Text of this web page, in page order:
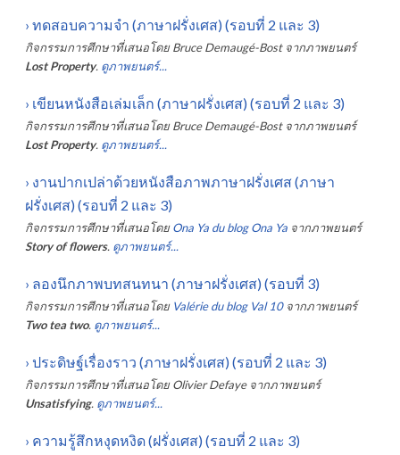
› ทดสอบความจำ (ภาษาฝรั่งเศส) (รอบที่ 2 และ 3)
กิจกรรมการศึกษาที่เสนอโดย Bruce Demaugé-Bost จากภาพยนตร์
Lost Property. ดูภาพยนตร์...
› เขียนหนังสือเล่มเล็ก (ภาษาฝรั่งเศส) (รอบที่ 2 และ 3)
กิจกรรมการศึกษาที่เสนอโดย Bruce Demaugé-Bost จากภาพยนตร์
Lost Property. ดูภาพยนตร์...
› งานปากเปล่าด้วยหนังสือภาพภาษาฝรั่งเศส (ภาษา
ฝรั่งเศส) (รอบที่ 2 และ 3)
กิจกรรมการศึกษาที่เสนอโดย Ona Ya du blog Ona Ya จากภาพยนตร์
Story of flowers. ดูภาพยนตร์...
› ลองนึกภาพบทสนทนา (ภาษาฝรั่งเศส) (รอบที่ 3)
กิจกรรมการศึกษาที่เสนอโดย Valérie du blog Val 10 จากภาพยนตร์
Two tea two. ดูภาพยนตร์...
› ประดิษฐ์เรื่องราว (ภาษาฝรั่งเศส) (รอบที่ 2 และ 3)
กิจกรรมการศึกษาที่เสนอโดย Olivier Defaye จากภาพยนตร์
Unsatisfying. ดูภาพยนตร์...
› ความรู้สึกหงุดหงิด (ฝรั่งเศส) (รอบที่ 2 และ 3)